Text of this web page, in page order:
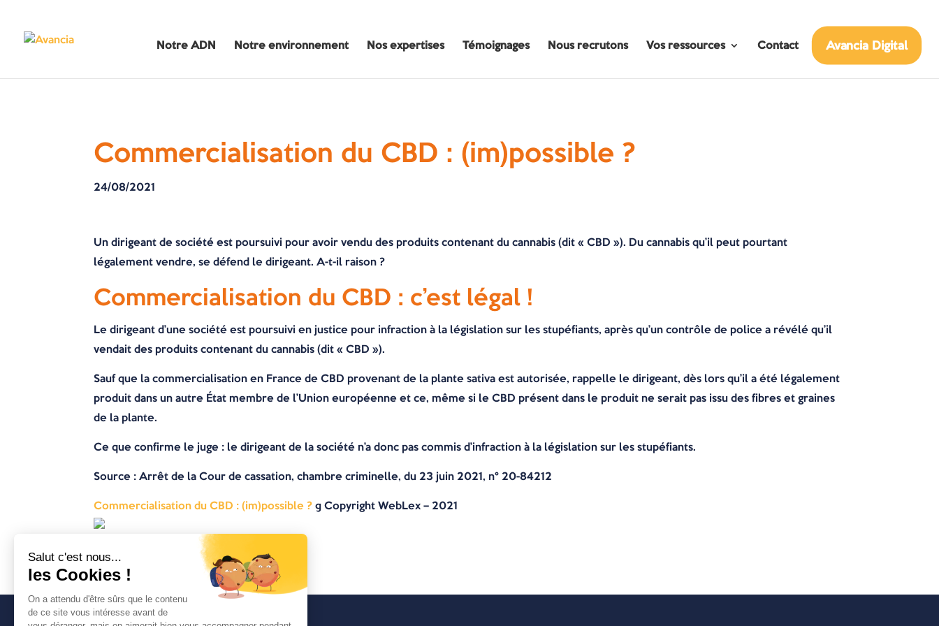
Notre ADN Notre environnement Nos expertises Témoignages Nous recrutons Vos ressources Contact Avancia Digital
Commercialisation du CBD : (im)possible ?
24/08/2021
Un dirigeant de société est poursuivi pour avoir vendu des produits contenant du cannabis (dit « CBD »). Du cannabis qu’il peut pourtant
légalement vendre, se défend le dirigeant. A-t-il raison ?
Commercialisation du CBD : c’est légal !
Le dirigeant d’une société est poursuivi en justice pour infraction à la législation sur les stupéfiants, après qu’un contrôle de police a révélé qu’il
vendait des produits contenant du cannabis (dit « CBD »).
Sauf que la commercialisation en France de CBD provenant de la plante sativa est autorisée, rappelle le dirigeant, dès lors qu’il a été légalement
produit dans un autre État membre de l’Union européenne et ce, même si le CBD présent dans le produit ne serait pas issu des fibres et graines
de la plante.
Ce que confirme le juge : le dirigeant de la société n’a donc pas commis d’infraction à la législation sur les stupéfiants.
Source : Arrêt de la Cour de cassation, chambre criminelle, du 23 juin 2021, n° 20-84212
Commercialisation du CBD : (im)possible ?© Copyright WebLex – 2021